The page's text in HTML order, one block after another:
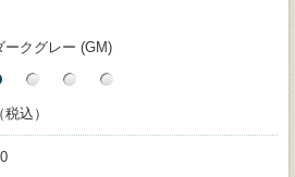
ークグレー (GM)
込）